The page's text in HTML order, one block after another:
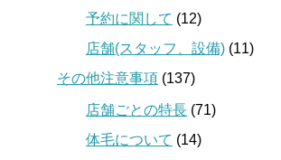
予約に関して (12)
店舗(スタッフ、設備) (11)
その他注意事項 (137)
店舗ごとの特長 (71)
体毛について (14)